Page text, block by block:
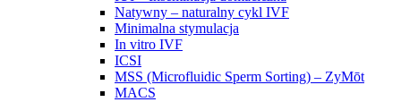
Natywny – naturalny cykl IVF
Minimalna stymulacja
In vitro IVF
ICSI
MSS (Microfluidic Sperm Sorting) – ZyMōt
MACS